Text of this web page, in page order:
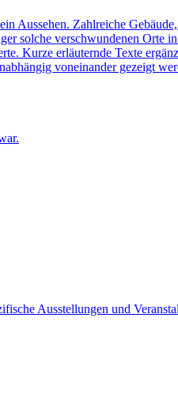
Aussehen. Zahlreiche
solche verschwundenen
Kurze erläuternde Texte
voneinander gezeigt
Ausstellungen und